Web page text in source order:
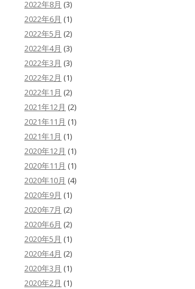
2022年8月 (3)
2022年6月 (1)
2022年5月 (2)
2022年4月 (3)
2022年3月 (3)
2022年2月 (1)
2022年1月 (2)
2021年12月 (2)
2021年11月 (1)
2021年1月 (1)
2020年12月 (1)
2020年11月 (1)
2020年10月 (4)
2020年9月 (1)
2020年7月 (2)
2020年6月 (2)
2020年5月 (1)
2020年4月 (2)
2020年3月 (1)
2020年2月 (1)